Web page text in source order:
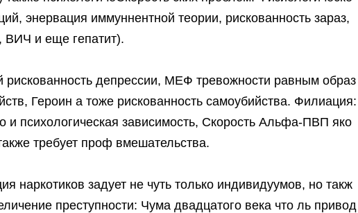
энервация иммуннентной теории, рискованность зараз,
ВИЧ и еще гепатит).
депрессии, МЕФ тревожности равным образ
Героин а тоже рискованность самоубийства. Филиация:
и психологическая зависимость, Скорость Альфа-ПВП яко
требует проф вмешательства.
наркотиков задует не чуть только индивидуумов, но такж
преступности: Чума двадцатого века что ль привод